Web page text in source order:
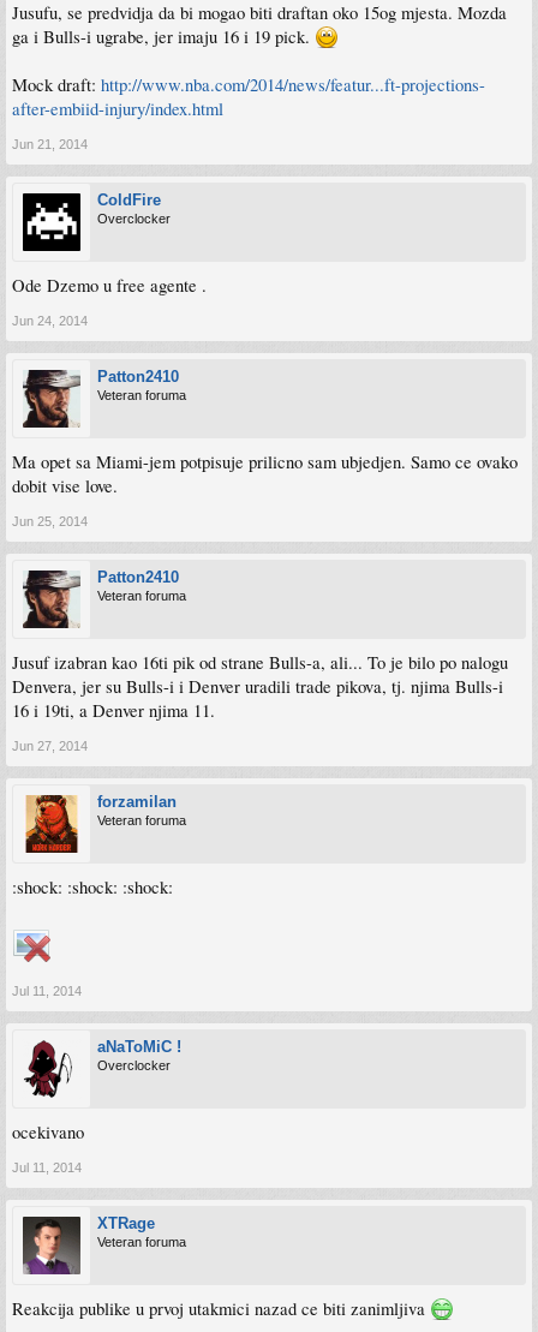
Jusufu, se predvidja da bi mogao biti draftan oko 15og mjesta. Mozda
ga i Bulls-i ugrabe, jer imaju 16 i 19 pick.
Mock draft: http://www.nba.com/2014/news/featur...ft-projections-
after-embiid-injury/index.html
Jun 21, 2014
ColdFire
Overclocker
Ode Dzemo u free agente .
Jun 24, 2014
Patton2410
Veteran foruma
Ma opet sa Miami-jem potpisuje prilicno sam ubjedjen. Samo ce ovako
dobit vise love.
Jun 25, 2014
Patton2410
Veteran foruma
Jusuf izabran kao 16ti pik od strane Bulls-a, ali... To je bilo po nalogu
Denvera, jer su Bulls-i i Denver uradili trade pikova, tj. njima Bulls-i
16 i 19ti, a Denver njima 11.
Jun 27, 2014
forzamilan
Veteran foruma
:shock: :shock: :shock:
Jul 11, 2014
aNaToMiC !
Overclocker
ocekivano
Jul 11, 2014
XTRage
Veteran foruma
Reakcija publike u prvoj utakmici nazad ce biti zanimljiva